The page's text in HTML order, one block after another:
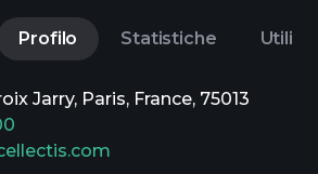
Profilo Statistiche Utili
Jarry, Paris, France, 75013